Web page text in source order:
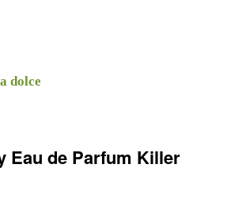
dolce
Eau de Parfum Killer